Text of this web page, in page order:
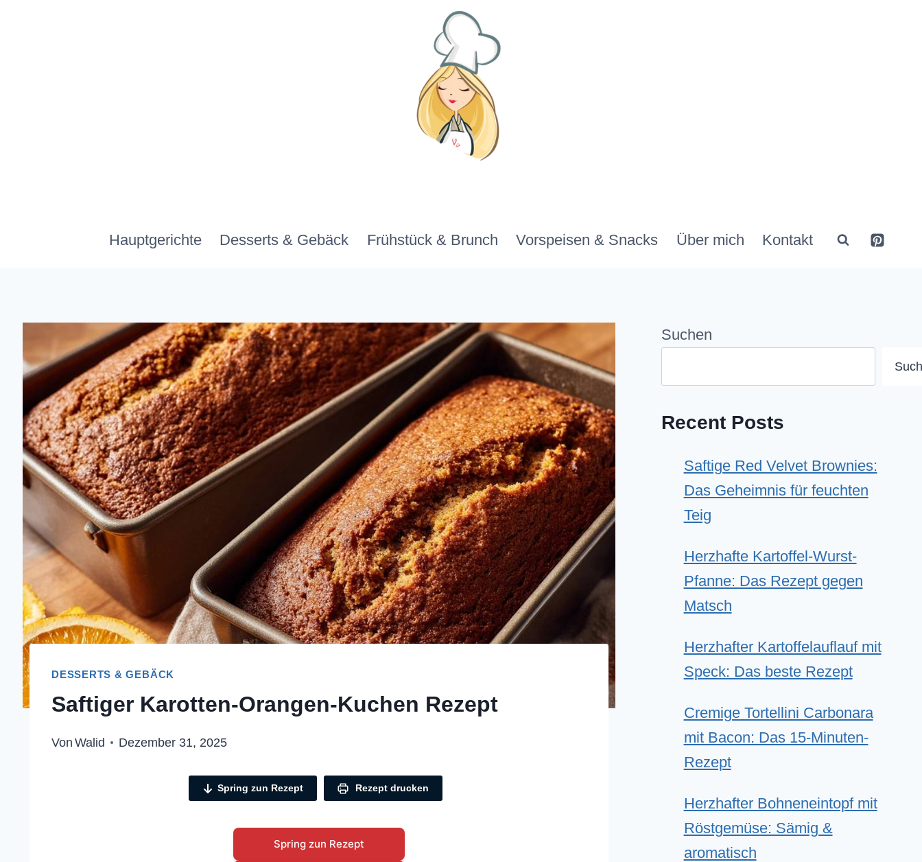
Hauptgerichte Desserts & Gebäck Frühstück & Brunch Vorspeisen & Snacks Über mich Kontakt
DESSERTS & GEBÄCK
Saftiger Karotten-Orangen-Kuchen Rezept
Von Walid Dezember 31, 2025
Spring zun Rezept Rezept drucken
Spring zun Rezept
Suchen
Recent Posts
Saftige Red Velvet Brownies:
Das Geheimnis für feuchten
Teig
Herzhafte Kartoffel-Wurst-
Pfanne: Das Rezept gegen
Matsch
Herzhafter Kartoffelauflauf mit
Speck: Das beste Rezept
Cremige Tortellini Carbonara
mit Bacon: Das 15-Minuten-
Rezept
Herzhafter Bohneneintopf mit
Röstgemüse: Sämig &
aromatisch